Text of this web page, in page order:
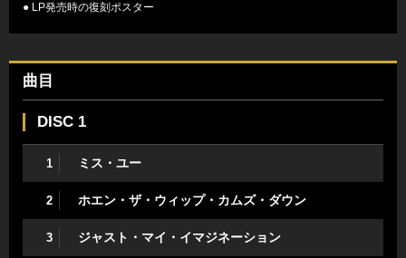
● LP発売時の復刻ポスター
曲目
DISC 1
1 ミス・ユー
2 ホエン・ザ・ウィップ・カムズ・ダウン
3 ジャスト・マイ・イマジネーション